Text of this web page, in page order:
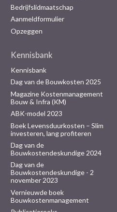
Bedrijfslidmaatschap
Aanmeldformulier
Opzeggen
Kennisbank
Kennisbank
Dag van de Bouwkosten 2025
Magazine Kostenmanagement
Bouw & Infra (KM)
ABK-model 2023
Boek Levensduurkosten – Slim
investeren, lang profiteren
Dag van de
Bouwkostendeskundige 2024
Dag van de
Bouwkostendeskundige - 2
november 2023
Vernieuwde boek
Bouwkostenmanagement